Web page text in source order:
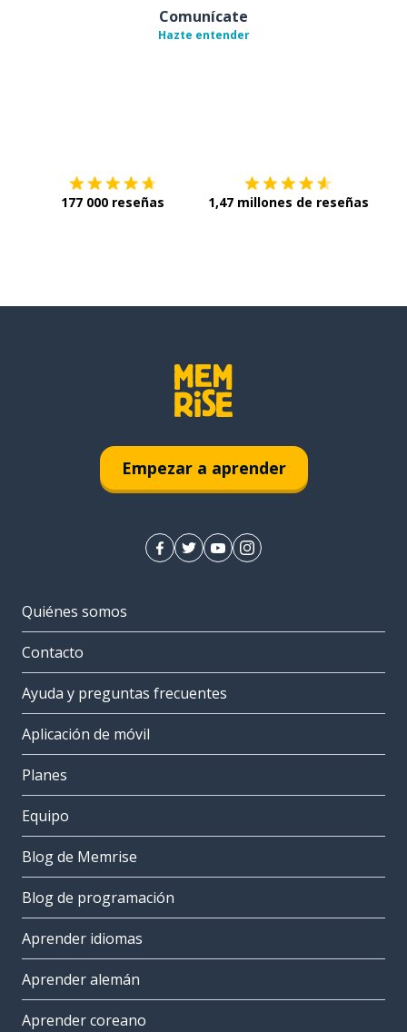
Comunícate
Hazte entender
177 000 reseñas 1,47 millones de reseñas
Empezar a aprender
Quiénes somos
Contacto
Ayuda y preguntas frecuentes
Aplicación de móvil
Planes
Equipo
Blog de Memrise
Blog de programación
Aprender idiomas
Aprender alemán
Aprender coreano